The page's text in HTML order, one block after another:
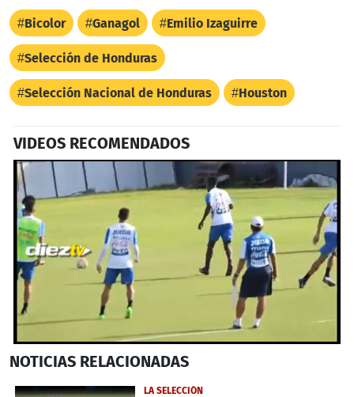
Bicolor Ganagol Emilio Izaguirre
Selección de Honduras
Selección Nacional de Honduras Houston
VIDEOS RECOMENDADOS
seconds
1
NOTICIAS RELACIONADAS
LA SELECCIÓN